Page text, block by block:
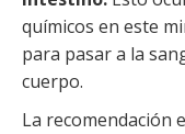
químicos en este
para pasar a la
cuerpo.
La recomendación